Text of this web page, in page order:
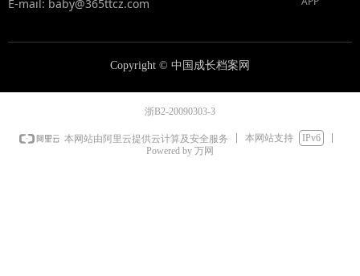
Copyright © 中国成长档案网
E-mail: baby@365ttcz.com
浙B2-20090303-3
本网站由阿里云提供云计算及安全服务 本网站支持
IPv6
Powered by 万网